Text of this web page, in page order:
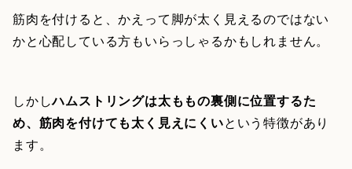
筋肉を付けると、かえって脚が太く見えるのではない
かと心配している方もいらっしゃるかもしれません。
しかしハムストリングは太ももの裏側に位置するた
め、筋肉を付けても太く見えにくいという特徴があり
ます。